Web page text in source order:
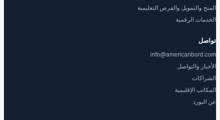
المنح والتمويل والفرص التعليمية
الخدمات الرقمية
تواصل
info@americanbord.com
الأخبار والتواصل
الشراكات
المكاتب الإقليمية
عن البورد